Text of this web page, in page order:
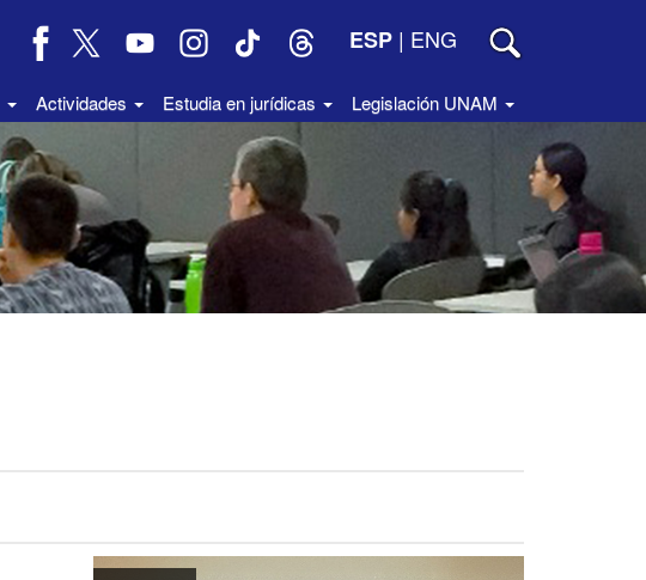
ESP | ENG
Actividades Estudia en jurídicas Legislación UNAM